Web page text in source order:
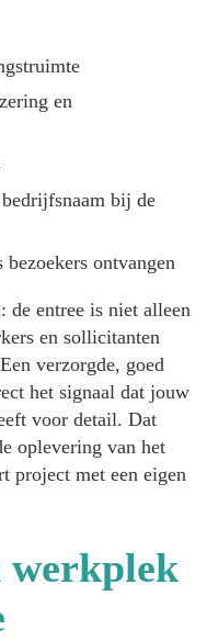
en
bij de
ontvangen
de entree is niet alleen
en sollicitanten
verzorgde, goed
het signaal dat jouw
voor detail. Dat
oplevering van het
project met een eigen
werkplek